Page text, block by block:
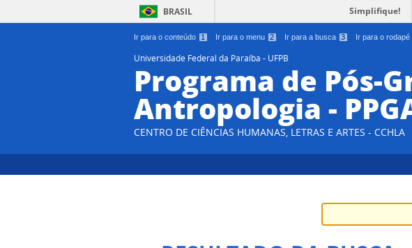
Ir para o conteúdo 1 Ir para o menu 2 Ir para a busca 3 Ir para o rodapé
BRASIL Simplifique!
Universidade Federal da Paraíba - UFPB
Programa de Pós-
Antropologia -
CENTRO DE CIÊNCIAS HUMANAS, LETRAS E ARTES - CCHLA